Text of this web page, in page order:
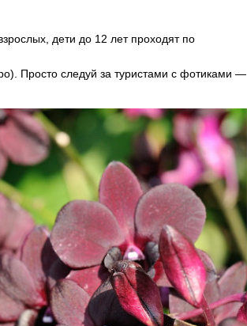
дети до 12 лет проходят по
Просто следуй за туристами с фотиками —